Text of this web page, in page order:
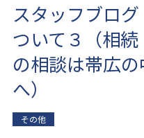
スタッフブロ
ついて３（相
の相談は帯広
へ）
その他